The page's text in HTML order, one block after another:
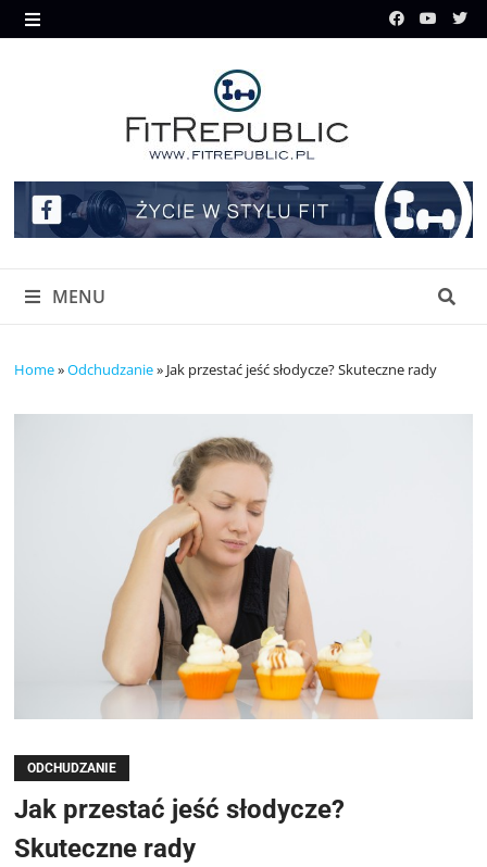
Skip
to
MENU
MENU
Home»Odchudzanie» Jak przestać jeść słodycze? Skuteczne rady
ODCHUDZANIE
Jak przestać jeść słodycze?
Skuteczne rady